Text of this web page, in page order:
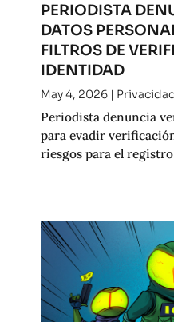
PERIODISTA
DATOS
FILTROS DE
IDENTIDAD
May 4, 2026|
Periodista denuncia
para evadir
riesgos para el